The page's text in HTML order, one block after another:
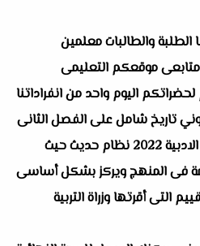
الطلبة والطالبات معلمين
و متابعى موقعكم التعليمى
اليوم واحد من انفراداتنا
تاريخ شامل على الفصل الثانى
للصف الثالث الثانوى الشعبة الادبية 2022 نظام حديث حيث
فى المنهج ويركز بشكل أساسى
التى أقرتها وزراة التربية